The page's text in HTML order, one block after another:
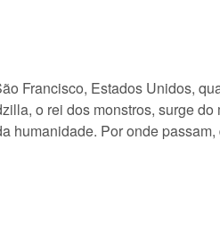
Francisco, Estados Unidos,
o rei dos monstros, surge do
humanidade. Por onde